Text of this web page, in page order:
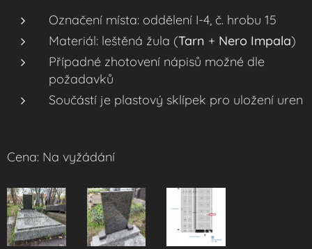
Označení místa: oddělení I-4, č. hrobu 15
Materiál: leštěná žula (Tarn + Nero Impala)
Případné zhotovení nápisů možné dle
požadavků
Součástí je plastový sklípek pro uložení uren
Cena: Na vyžádání